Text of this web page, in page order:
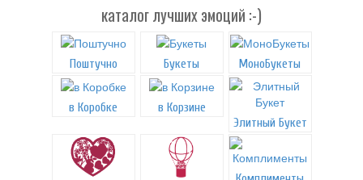
каталог лучших эмоций :-)
Поштучно Букеты МоноБукеты
в Коробке
в Корзине
Элитный Букет